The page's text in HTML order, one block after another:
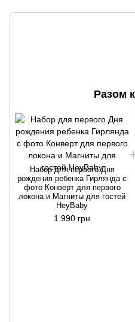
Разом
Набор для первого Дня
рождения ребенка Гирлянда с
фото Конверт для первого
локона и Магниты для гостей
HeyBaby
1 990 грн